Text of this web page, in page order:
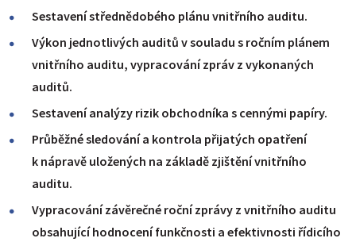
Sestavení střednědobého plánu vnitřního auditu.
Výkon jednotlivých auditů v souladu s ročním plánem
vnitřního auditu, vypracování zpráv z vykonaných
auditů.
Sestavení analýzy rizik obchodníka s cennými papíry.
Průběžné sledování a kontrola přijatých opatření
k nápravě uložených na základě zjištění vnitřního
auditu.
Vypracování závěrečné roční zprávy z vnitřního auditu
obsahující hodnocení funkčnosti a efektivnosti řídicího